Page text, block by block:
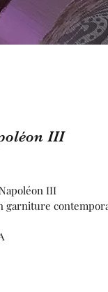
III
III
garniture